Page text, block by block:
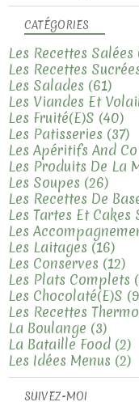
SUIVEZ-MOI
CATÉGORIES
Les Recettes Salées
Les Recettes
Les Salades (61)
Les Viandes Et
Les Fruité(e)s (40)
Les Patisseries (37)
Les Apéritifs And Co
Les Produits De La
Les Soupes (26)
Les Recettes De
Les Tartes Et Cakes
Les
Les Laitages (16)
Les Conserves (12)
Les Plats Complets
Les Chocolaté(e)s
Les Recettes
La Boulange (3)
La Bataille Food (2)
Les Idées Menus (2)